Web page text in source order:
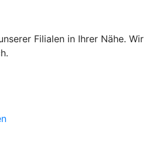
Filialen in Ihrer Nähe. Wir